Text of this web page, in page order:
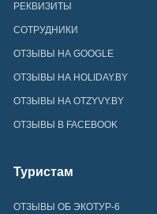
РЕКВИЗИТЫ
СОТРУДНИКИ
ОТЗЫВЫ НА GOOGLE
ОТЗЫВЫ НА HOLIDAY.BY
ОТЗЫВЫ НА OTZYVY.BY
ОТЗЫВЫ В FACEBOOK
Туристам
ОТЗЫВЫ ОБ ЭКОТУР-6